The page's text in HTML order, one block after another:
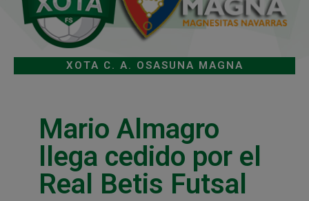
XOTA C. A. OSASUNA MAGNA
Mario Almagro
llega cedido por el
Real Betis Futsal